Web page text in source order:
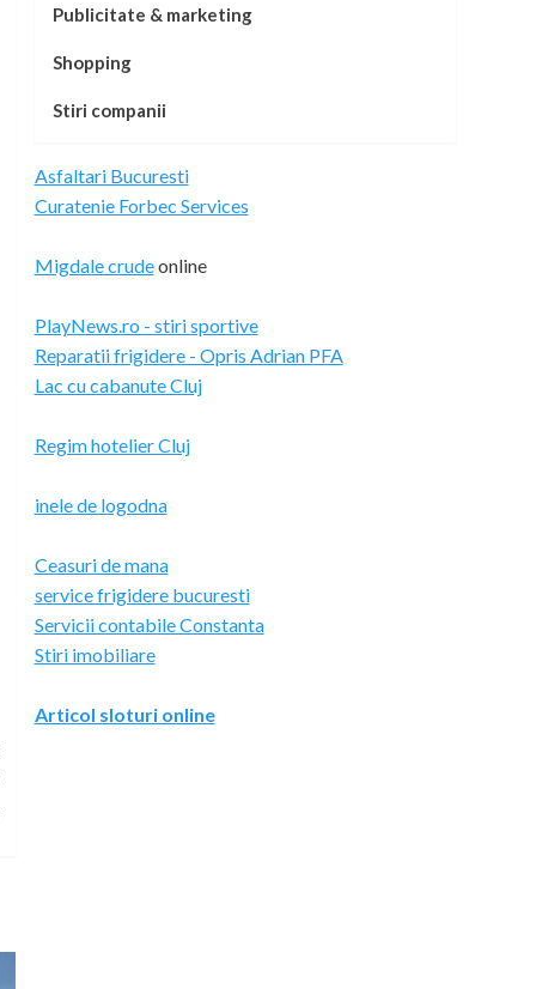
Publicitate & marketing
Shopping
Stiri companii
Asfaltari Bucuresti
Curatenie Forbec Services
Migdale crudeonline
PlayNews.ro - stiri sportive
Reparatii frigidere - Opris Adrian PFA
Lac cu cabanute Cluj
Regim hotelier Cluj
inele de logodna
Ceasuri de mana
service frigidere bucuresti
Servicii contabile Constanta
Stiri imobiliare
Articol sloturi online